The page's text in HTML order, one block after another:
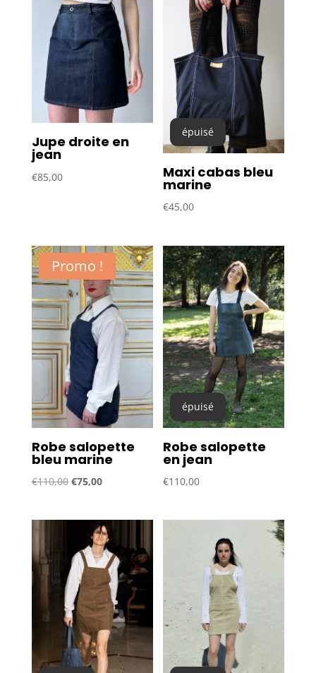
Jupe droite en
jean
€85,00
épuisé
Maxi cabas bleu
marine
€45,00
Promo !
Robe salopette
bleu marine
€110,00 Le
initial
était :
€110,00.
€75,00Le
actuel
est :
€75,00.
épuisé
Robe salopette
en jean
€110,00